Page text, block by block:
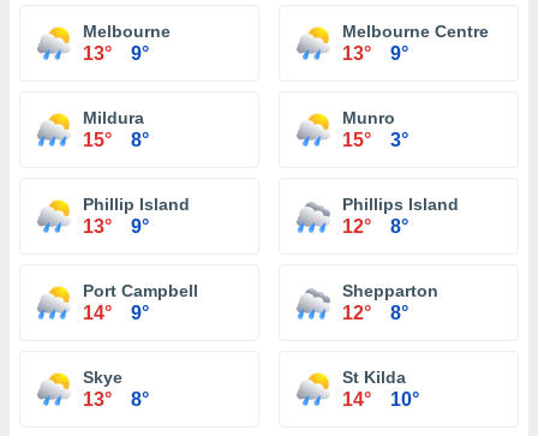
Melbourne
13° 9°
Melbourne Centre
13° 9°
Mildura
15° 8°
Munro
15° 3°
Phillip Island
13° 9°
Phillips Island
12° 8°
Port Campbell
14° 9°
Shepparton
12° 8°
Skye
13° 8°
St Kilda
14° 10°